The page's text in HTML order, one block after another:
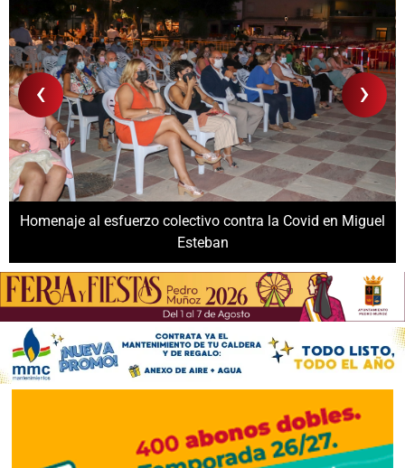
‹ ›
Homenaje al esfuerzo colectivo contra la Covid en Miguel
Esteban